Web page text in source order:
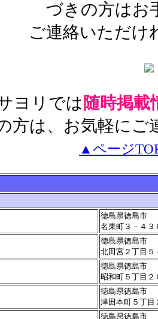
づきの方はお
ご連絡いただけ
ヨリでは 随時掲載
方は、お気軽にご
▲ページ
徳島県徳島市
名東町３－４
徳島県徳島市
北田宮２丁目５
徳島県徳島市
昭和町５丁目２
徳島県徳島市
津田本町５丁目
徳島県徳島市